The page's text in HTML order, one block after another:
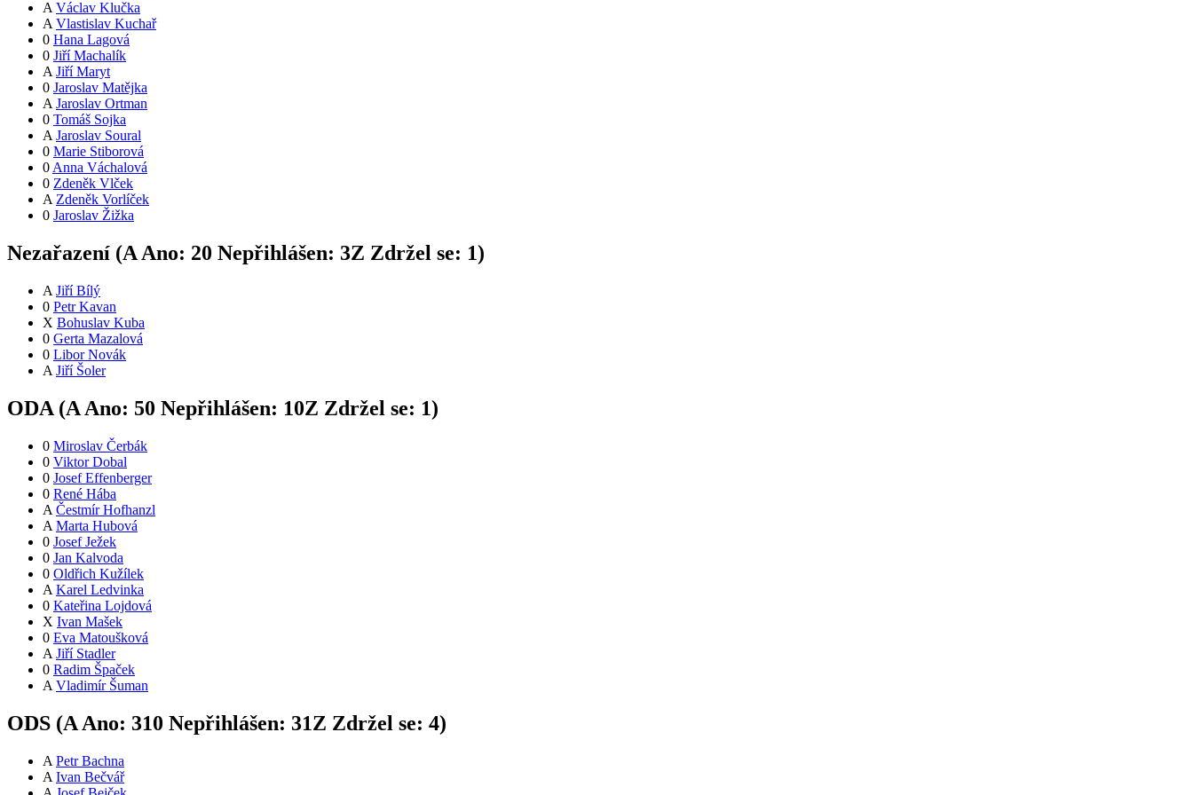
A Václav Klučka
A Vlastislav Kuchař
0 Hana Lagová
0 Jiří Machalík
A Jiří Maryt
0 Jaroslav Matějka
A Jaroslav Ortman
0 Tomáš Sojka
A Jaroslav Soural
0 Marie Stiborová
0Anna Váchalová
0 Zdeněk Vlček
A Zdeněk Vorlíček
0 Jaroslav Žižka
Nezařazení (AAno: 20 Nepřihlášen: 3Z Zdržel se: 1)
A Jiří Bílý
0 Petr Kavan
X Bohuslav Kuba
0 Gerta Mazalová
0 Libor Novák
A Jiří Šoler
ODA (A Ano: 50 Nepřihlášen: 10Z Zdržel se: 1)
0 Miroslav Čerbák
0 Viktor Dobal
0 Josef Effenberger
0 René Hába
A Čestmír Hofhanzl
A Marta Hubová
0 Josef Ježek
0 Jan Kalvoda
0 Oldřich Kužílek
A Karel Ledvinka
0 Kateřina Lojdová
X Ivan Mašek
0 Eva Matoušková
A Jiří Stadler
0 Radim Špaček
A Vladimír Šuman
ODS (A Ano: 310 Nepřihlášen: 31Z Zdržel se: 4)
A Petr Bachna
A Ivan Bečvář